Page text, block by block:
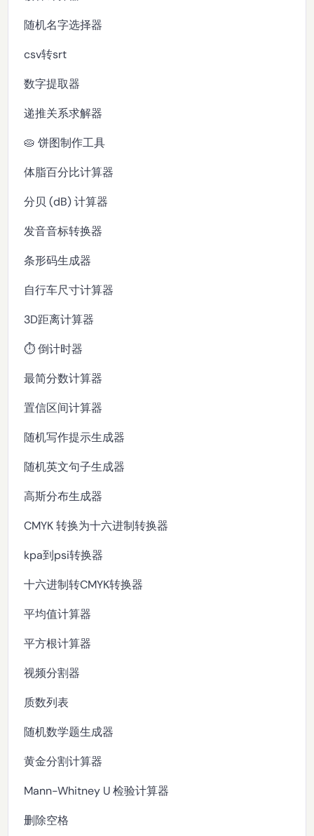
随机名字选择器
csv转srt
数字提取器
递推关系求解器
🥧 饼图制作工具
体脂百分比计算器
分贝 (dB) 计算器
发音音标转换器
条形码生成器
自行车尺寸计算器
3D距离计算器
⏱️ 倒计时器
最简分数计算器
置信区间计算器
随机写作提示生成器
随机英文句子生成器
高斯分布生成器
CMYK 转换为十六进制转换器
kpa到psi转换器
十六进制转CMYK转换器
平均值计算器
平方根计算器
视频分割器
质数列表
随机数学题生成器
黄金分割计算器
Mann-Whitney U 检验计算器
删除空格